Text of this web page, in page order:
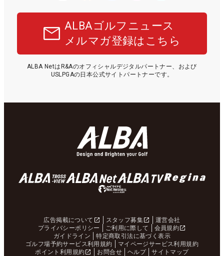
ALBAゴルフニュース
メルマガ登録はこちら
ALBA NetはR&Aのオフィシャルデジタルパートナー、および
USLPGAの日本公式サイトパートナーです。
広告掲載について スタッフ募集
運営会社
プライバシーポリシー
ご利用に際して
会員規約
ガイドライン
特定商取引法に基づく表示
ゴルフ場予約サービス利用規約
マイページサービス利用規約
ポイント利用規約
お問合せ ヘルプ サイトマップ